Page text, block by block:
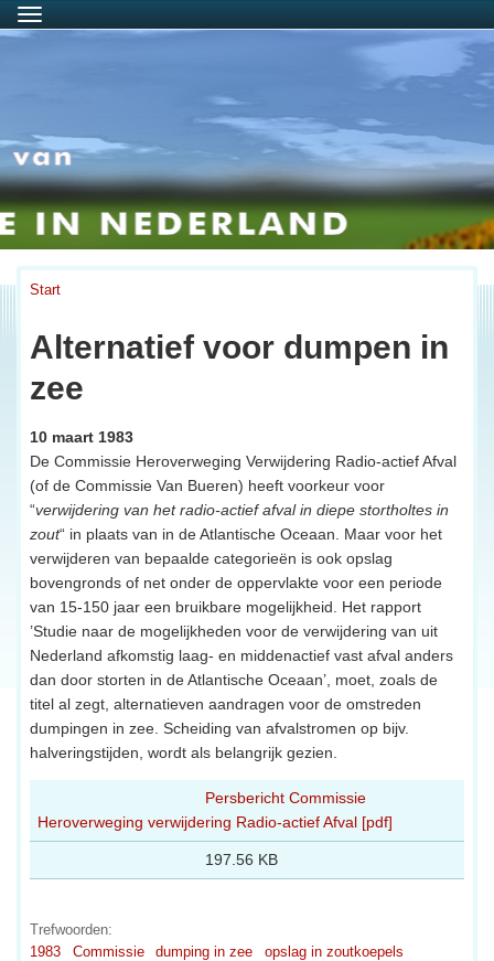
Menu
Start
Alternatief voor dumpen in
zee
10 maart 1983
De Commissie Heroverweging Verwijdering Radio-actief Afval
(of de Commissie Van Bueren) heeft voorkeur voor
“verwijdering van het radio-actief afval in diepe stortholtes in
zout“ in plaats van in de Atlantische Oceaan. Maar voor het
verwijderen van bepaalde categorieën is ook opslag
bovengronds of net onder de oppervlakte voor een periode
van 15-150 jaar een bruikbare mogelijkheid. Het rapport
’Studie naar de mogelijkheden voor de verwijdering van uit
Nederland afkomstig laag- en middenactief vast afval anders
dan door storten in de Atlantische Oceaan’, moet, zoals de
titel al zegt, alternatieven aandragen voor de omstreden
dumpingen in zee. Scheiding van afvalstromen op bijv.
halveringstijden, wordt als belangrijk gezien.
Persbericht Commissie
Heroverweging verwijdering Radio-actief Afval [pdf]
197.56 KB
Trefwoorden:
1983
Commissie dumping in zee
opslag in zoutkoepels